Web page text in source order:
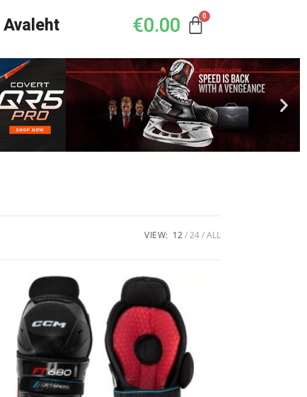
Avaleht €0.00
VIEW: 12 24 ALL